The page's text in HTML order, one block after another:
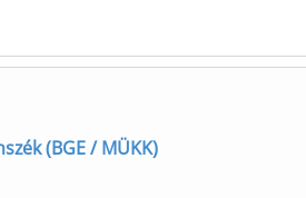
(BGE / MÜKK)